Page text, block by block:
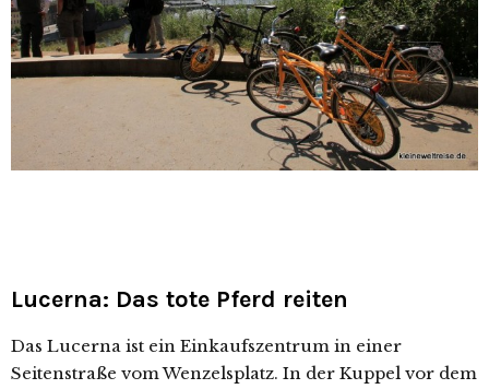
Lucerna: Das tote Pferd reiten
Das Lucerna ist ein Einkaufszentrum in einer
Seitenstraße vom Wenzelsplatz. In der Kuppel vor dem